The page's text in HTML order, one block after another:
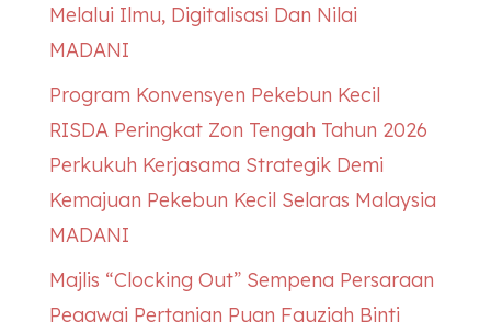
Melalui Ilmu, Digitalisasi Dan Nilai
MADANI
Program Konvensyen Pekebun Kecil
RISDA Peringkat Zon Tengah Tahun 2026
Perkukuh Kerjasama Strategik Demi
Kemajuan Pekebun Kecil Selaras Malaysia
MADANI
Majlis “Clocking Out” Sempena Persaraan
Pegawai Pertanian Puan Fauziah Binti